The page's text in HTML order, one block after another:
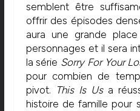
semblent être
offrir des épisodes
aura une grande
personnages et il sera
la série Sorry For Your
pour combien de
pivot. This Is Usa
histoire de famille pour